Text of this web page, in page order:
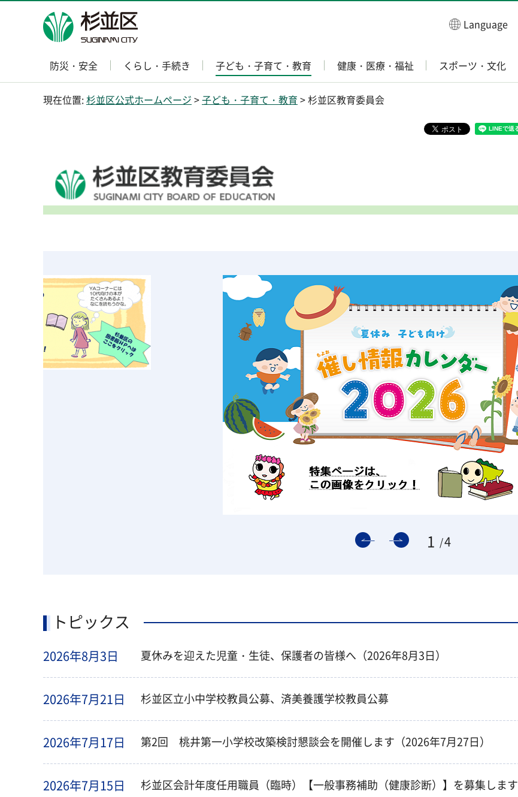
杉並区 Language
防災・安全 くらし・手続き 子ども・子育て・教育 健康・医療・福祉 スポーツ・文化
現在位置:杉並区公式ホームページ >子ども・子育て・教育 > 杉並区教育委員会
1 4
トピックス
2026年8月3日 夏休みを迎えた児童・生徒、保護者の皆様へ（2026年8月3日）
2026年7月21日 杉並区立小中学校教員公募、済美養護学校教員公募
2026年7月17日 第2回 桃井第一小学校改築検討懇談会を開催します（2026年7月27日）
2026年7月15日 杉並区会計年度任用職員（臨時）【一般事務補助（健康診断）】を募集します